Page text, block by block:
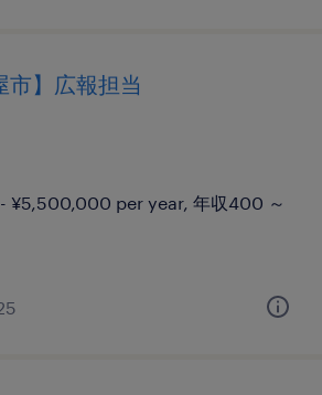
市】広報担当
¥5,500,000 per year, 年収400 ～